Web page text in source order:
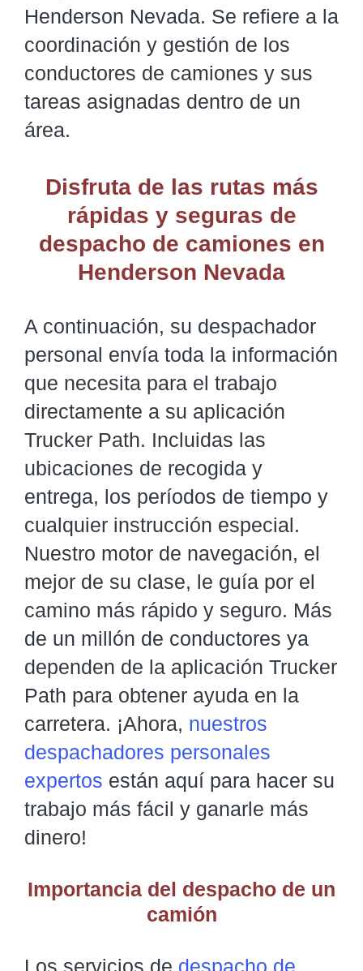
Henderson Nevada. Se refiere a la
coordinación y gestión de los
conductores de camiones y sus
tareas asignadas dentro de un
área.
Disfruta de las rutas más
rápidas y seguras de
despacho de camiones en
Henderson Nevada
A continuación, su despachador
personal envía toda la información
que necesita para el trabajo
directamente a su aplicación
Trucker Path. Incluidas las
ubicaciones de recogida y
entrega, los períodos de tiempo y
cualquier instrucción especial.
Nuestro motor de navegación, el
mejor de su clase, le guía por el
camino más rápido y seguro. Más
de un millón de conductores ya
dependen de la aplicación Trucker
Path para obtener ayuda en la
carretera. ¡Ahora, nuestros
despachadores personales
expertos están aquí para hacer su
trabajo más fácil y ganarle más
dinero!
Importancia del despacho de un
camión
Los servicios de despacho de